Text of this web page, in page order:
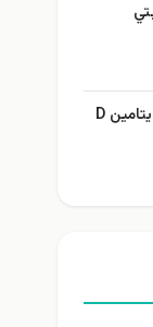
میزان صحیح مصرف دوز ویتامین D